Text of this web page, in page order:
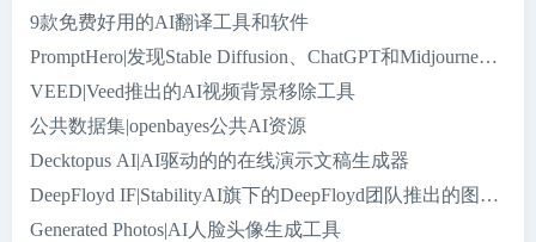
9款免费好用的AI翻译工具和软件
PromptHero|发现Stable Diffusion、ChatGPT和Midjourney的提
VEED|Veed推出的AI视频背景移除工具
公共数据集|openbayes公共AI资源
Decktopus AI|AI驱动的的在线演示文稿生成器
DeepFloyd IF|StabilityAI旗下的DeepFloyd团队推出的图片生
Generated Photos|AI人脸头像生成工具